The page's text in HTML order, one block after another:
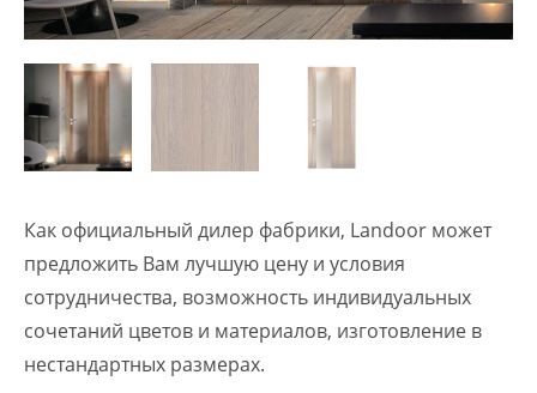
Как официальный дилер фабрики, Landoor может
предложить Вам лучшую цену и условия
сотрудничества, возможность индивидуальных
сочетаний цветов и материалов, изготовление в
нестандартных размерах.